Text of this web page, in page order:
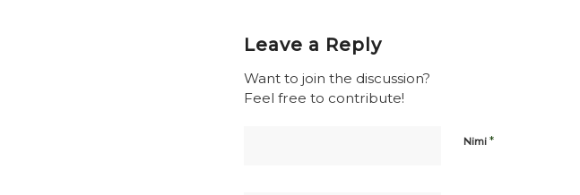
Leave a Reply
Want to join the discussion?
Feel free to contribute!
Nimi *